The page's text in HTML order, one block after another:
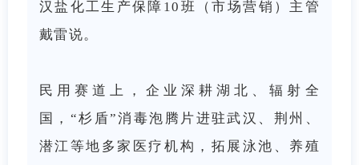
汉盐化工生产保障10班（市场营销）主管
戴雷说。
民用赛道上，企业深耕湖北、辐射全
国，“杉盾”消毒泡腾片进驻武汉、荆州、
潜江等地多家医疗机构，拓展泳池、养殖